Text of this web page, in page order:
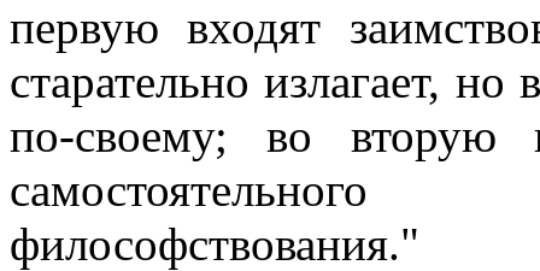
первую входят
старательно излагает,
по-своему; во вторую
философствования."